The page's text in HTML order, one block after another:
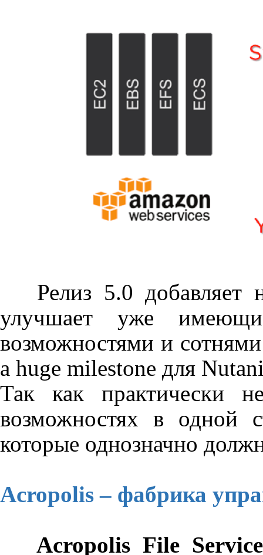
Релиз 5.0 добавляет
улучшает уже
возможностями и
a huge milestone для
Так как практически
возможностях в одной
которые однозначно
Acropolis – фабрика
Acropolis File